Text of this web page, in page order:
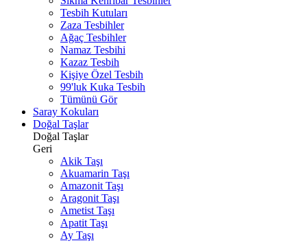
Tesbih Kutuları
Zaza Tesbihler
Ağaç Tesbihler
Namaz Tesbihi
Kazaz Tesbih
Kişiye Özel Tesbih
99'luk Kuka Tesbih
Tümünü Gör
Saray Kokuları
Doğal Taşlar
Doğal Taşlar
Geri
Akik Taşı
Akuamarin Taşı
Amazonit Taşı
Aragonit Taşı
Ametist Taşı
Apatit Taşı
Ay Taşı